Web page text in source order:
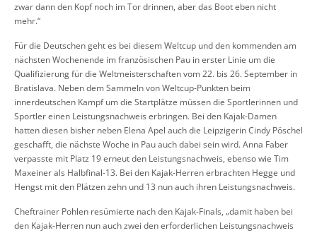
zwar dann den Kopf noch im Tor drinnen, aber das Boot eben nicht
mehr.“
Für die Deutschen geht es bei diesem Weltcup und den kommenden am
nächsten Wochenende im französischen Pau in erster Linie um die
Qualifizierung für die Weltmeisterschaften vom 22. bis 26. September in
Bratislava. Neben dem Sammeln von Weltcup-Punkten beim
innerdeutschen Kampf um die Startplätze müssen die Sportlerinnen und
Sportler einen Leistungsnachweis erbringen. Bei den Kajak-Damen
hatten diesen bisher neben Elena Apel auch die Leipzigerin Cindy Pöschel
geschafft, die nächste Woche in Pau auch dabei sein wird. Anna Faber
verpasste mit Platz 19 erneut den Leistungsnachweis, ebenso wie Tim
Maxeiner als Halbfinal-13. Bei den Kajak-Herren erbrachten Hegge und
Hengst mit den Plätzen zehn und 13 nun auch ihren Leistungsnachweis.
Cheftrainer Pohlen resümierte nach den Kajak-Finals, „damit haben bei
den Kajak-Herren nun auch zwei den erforderlichen Leistungsnachweis